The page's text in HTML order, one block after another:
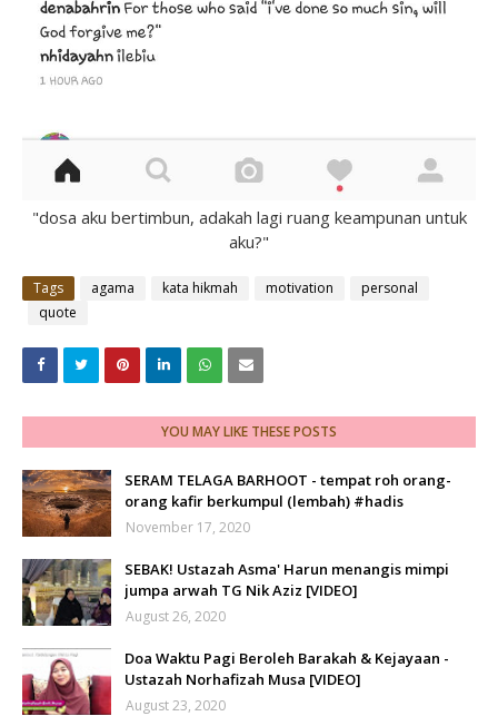
"dosa aku bertimbun, adakah lagi ruang keampunan untuk
aku?"
Tags agama kata hikmah motivation
personal
quote
YOU MAY LIKE THESE POSTS
SERAM TELAGA BARHOOT - tempat roh orang-
orang kafir berkumpul (lembah) #hadis
November 17, 2020
SEBAK! Ustazah Asma' Harun menangis mimpi
jumpa arwah TG Nik Aziz [VIDEO]
August 26, 2020
Doa Waktu Pagi Beroleh Barakah & Kejayaan -
Ustazah Norhafizah Musa [VIDEO]
August 23, 2020